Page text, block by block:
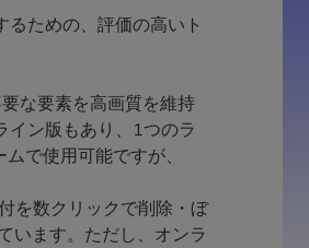
ための、評価の高いト
な要素を高画質を維持
イン版もあり、1つのラ
で使用可能ですが、
を数クリックで削除・ぼ
います。ただし、オンラ